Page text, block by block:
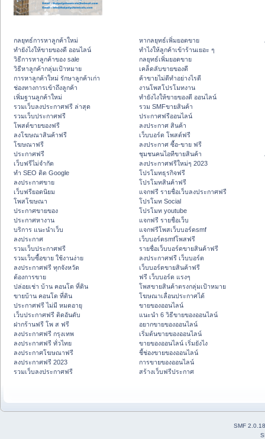
กลยุทธ์การหาลูกค้าใหม่
ทํายังไงให้ขายของดี ออนไลน์
วิธีการหาลูกค้าของ sale
วิธีหาลูกค้ากลุ่มเป้าหมาย
การหาลูกค้าใหม่ รักษาลูกค้าเก่า
ช่องทางการเข้าถึงลูกค้า
เพิ่มฐานลูกค้าใหม่
รวมเว็บลงประกาศฟรี ล่าสุด
รวมเว็บประกาศฟรี
โพสต์ขายของฟรี
ลงโฆษณาสินค้าฟรี
โฆษณาฟรี
ประกาศฟรี
เว็บฟรีไม่จำกัด
ทำ SEO ติด Google
ลงประกาศขาย
เว็บฟรียอดนิยม
โพสโฆษณา
ประกาศขายของ
ประกาศหางาน
บริการ แนะนำเว็บ
ลงประกาศ
รวมเว็บประกาศฟรี
รวมเว็บซื้อขาย ใช้งานง่าย
ลงประกาศฟรี ทุกจังหวัด
ต้องการขาย
ปล่อยเช่า บ้าน คอนโด ที่ดิน
ขายบ้าน คอนโด ที่ดิน
ประกาศฟรี ไม่มี หมดอายุ
เว็บประกาศฟรี ติดอันดับ
ฝากร้านฟรี โพ ส ฟรี
ลงประกาศฟรี กรุงเทพ
ลงประกาศฟรี ทั่วไทย
ลงประกาศโฆษณาฟรี
ลงประกาศฟรี 2023
รวมเว็บลงประกาศฟรี
หากลยุทธ์เพิ่มยอดขาย
ทําไงให้ลูกค้าเข้าร้านเยอะ ๆ
กลยุทธ์เพิ่มยอดขาย
เคล็ดลับขายของดี
ค้าขายไม่ดีทำอย่างไรดี
งานโพสโปรโมทงาน
ทํายังไงให้ขายของดี ออนไลน์
รวม SMFขายสินค้า
ประกาศฟรีออนไลน์
ลงประกาศ สินค้า
เว็บบอร์ด โพสต์ฟรี
ลงประกาศ ซื้อ-ขาย ฟรี
ชุมชนคนไอทีขายสินค้า
ลงประกาศฟรีใหม่ๆ 2023
โปรโมทธุรกิจฟรี
โปรโมทสินค้าฟรี
แจกฟรี รายชื่อเว็บลงประกาศฟรี
โปรโมท Social
โปรโมท youtube
แจกฟรี รายชื่อเว็บ
แจกฟรีโพสเว็บบอร์ดsmf
เว็บบอร์ดsmfโพสฟรี
รายชื่อเว็บบอร์ดขายสินค้าฟรี
ลงประกาศฟรี เว็บบอร์ด
เว็บบอร์ดขายสินค้าฟรี
ฟรี เว็บบอร์ด แรงๆ
โพสขายสินค้าตรงกลุ่มเป้าหมาย
โฆษณาเลื่อนประกาศได้
ขายของออนไลน์
แนะนำ 6 วิธีขายของออนไลน์
อยากขายของออนไลน์
เริ่มต้นขายของออนไลน์
ขายของออนไลน์ เริ่มยังไง
ชี้ช่องขายของออนไลน์
การขายของออนไลน์
สร้างเว็บฟรีประกาศ
SMF 2.0.18